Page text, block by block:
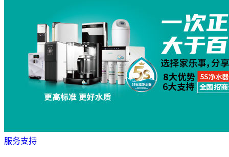
服务支持